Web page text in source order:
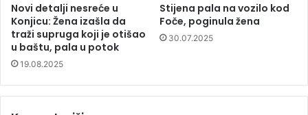
Novi detalji nesreće u
Konjicu: Žena izašla da
traži supruga koji je otišao
u baštu, pala u potok
19.08.2025
Stijena pala na vozilo kod
Foče, poginula žena
30.07.2025